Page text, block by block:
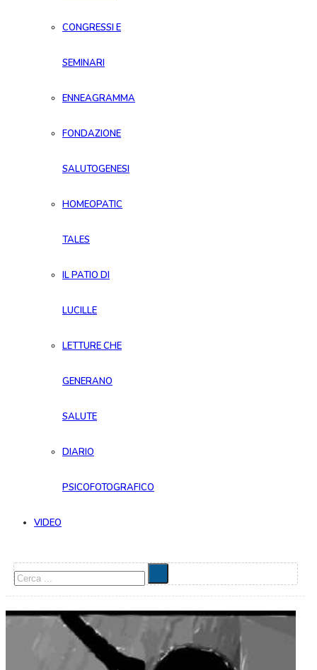
CONGRESSI E
SEMINARI
ENNEAGRAMMA
FONDAZIONE
SALUTOGENESI
HOMEOPATIC
TALES
IL PATIO DI
LUCILLE
LETTURE CHE
GENERANO
SALUTE
DIARIO
PSICOFOTOGRAFICO
VIDEO
Cerca